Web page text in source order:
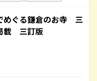
ぐる鎌倉のお寺 三
載 三訂版